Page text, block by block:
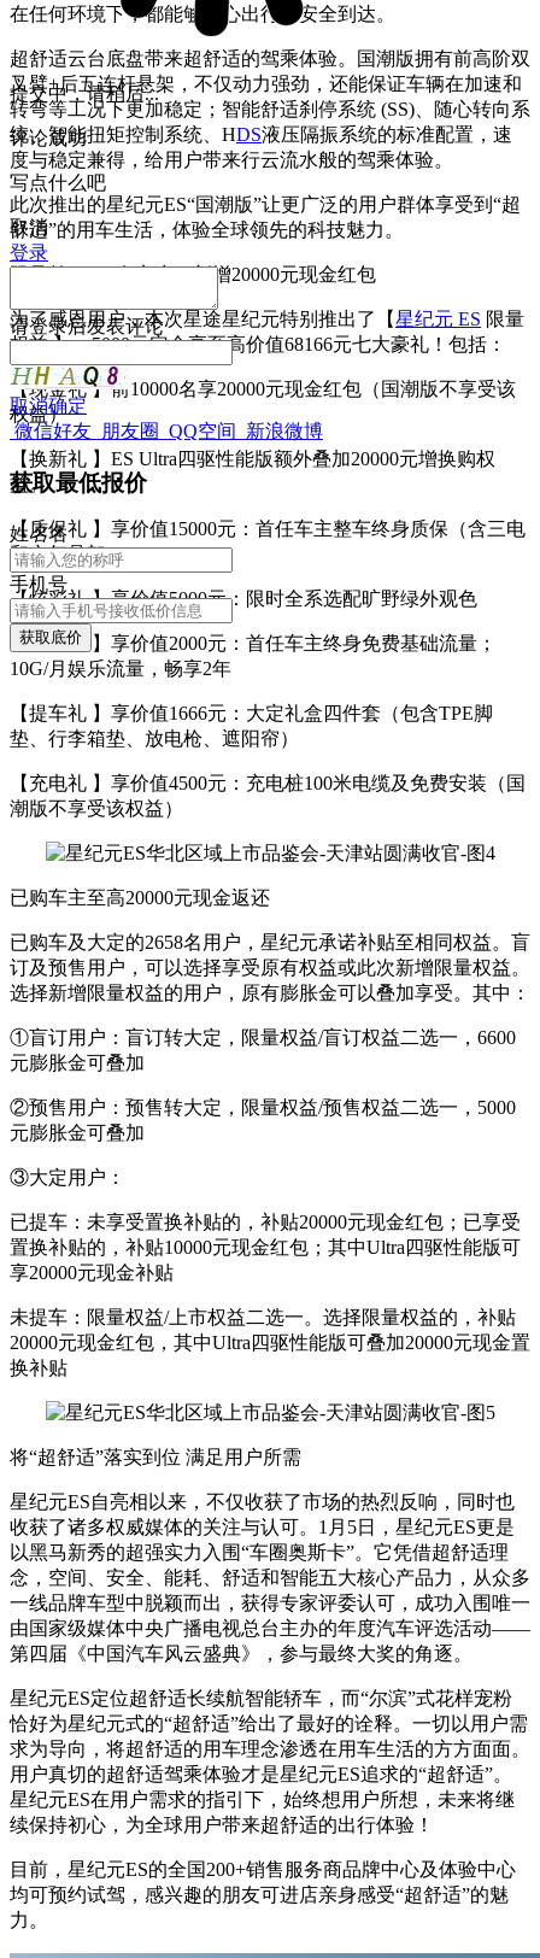
在任何环境下，都能够安心出行、安全到达。
超舒适云台底盘带来超舒适的驾乘体验。国潮版拥有前高阶双
叉臂+后五连杆悬架，不仅动力强劲，还能保证车辆在加速和
转弯等工况下更加稳定；智能舒适刹停系统 (SS)、随心转向系
统、智能扭矩控制系统、HDS液压隔振系统的标准配置，速
度与稳定兼得，给用户带来行云流水般的驾乘体验。
此次推出的星纪元ES“国潮版”让更广泛的用户群体享受到“超
舒适”的用车生活，体验全球领先的科技魅力。
限量前10000名客户，新增20000元现金红包
为了感恩用户，本次星途星纪元特别推出了【星纪元 ES 限量
权益 】，5000元定金享至高价值68166元七大豪礼！包括：
【现金礼 】前10000名享20000元现金红包（国潮版不享受该
权益）
【换新礼 】ES Ultra四驱性能版额外叠加20000元增换购权
益。
【质保礼 】享价值15000元：首任车主整车终身质保（含三电
和空气悬架）
【炫彩礼 】享价值5000元：限时全系选配旷野绿外观色
【流量礼 】享价值2000元：首任车主终身免费基础流量；
10G/月娱乐流量，畅享2年
【提车礼 】享价值1666元：大定礼盒四件套（包含TPE脚
垫、行李箱垫、放电枪、遮阳帘）
【充电礼 】享价值4500元：充电桩100米电缆及免费安装（国
潮版不享受该权益）
已购车主至高20000元现金返还
已购车及大定的2658名用户，星纪元承诺补贴至相同权益。盲
订及预售用户，可以选择享受原有权益或此次新增限量权益。
选择新增限量权益的用户，原有膨胀金可以叠加享受。其中：
①盲订用户：盲订转大定，限量权益/盲订权益二选一，6600
元膨胀金可叠加
②预售用户：预售转大定，限量权益/预售权益二选一，5000
元膨胀金可叠加
③大定用户：
已提车：未享受置换补贴的，补贴20000元现金红包；已享受
置换补贴的，补贴10000元现金红包；其中Ultra四驱性能版可
享20000元现金补贴
未提车：限量权益/上市权益二选一。选择限量权益的，补贴
20000元现金红包，其中Ultra四驱性能版可叠加20000元现金置
换补贴
将“超舒适”落实到位 满足用户所需
星纪元ES自亮相以来，不仅收获了市场的热烈反响，同时也
收获了诸多权威媒体的关注与认可。1月5日，星纪元ES更是
以黑马新秀的超强实力入围“车圈奥斯卡”。它凭借超舒适理
念，空间、安全、能耗、舒适和智能五大核心产品力，从众多
一线品牌车型中脱颖而出，获得专家评委认可，成功入围唯一
由国家级媒体中央广播电视总台主办的年度汽车评选活动——
第四届《中国汽车风云盛典》，参与最终大奖的角逐。
星纪元ES定位超舒适长续航智能轿车，而“尔滨”式花样宠粉
恰好为星纪元式的“超舒适”给出了最好的诠释。一切以用户需
求为导向，将超舒适的用车理念渗透在用车生活的方方面面。
用户真切的超舒适驾乘体验才是星纪元ES追求的“超舒适”。
星纪元ES在用户需求的指引下，始终想用户所想，未来将继
续保持初心，为全球用户带来超舒适的出行体验！
目前，星纪元ES的全国200+销售服务商品牌中心及体验中心
均可预约试驾，感兴趣的朋友可进店亲身感受“超舒适”的魅
力。
提交中，请稍后...
评论成功
写点什么吧
取消
登录
请登录后发表评论
取消确定
微信好友 朋友圈 QQ空间 新浪微博
获取最低报价
姓名名
手机号
获取底价